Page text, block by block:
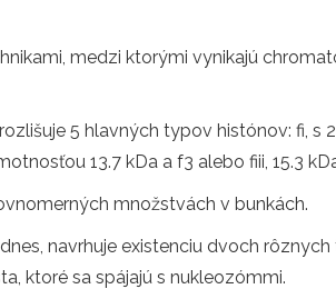
medzi ktorými vynikajú
5 hlavných typov histónov: fi, s
13.7 kDa a f3 alebo fiii, 15.3
množstvách v bunkách.
navrhuje existenciu dvoch
ktoré sa spájajú s nukleozómmi.